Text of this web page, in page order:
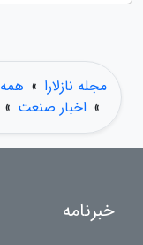
مجله نازلارا »
» اخبار صنعت »
خبرنامه